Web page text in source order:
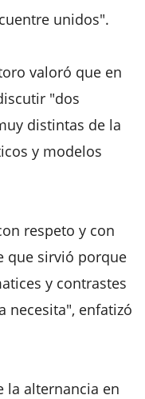
unidos".
valoró que en
"dos
distintas de la
y modelos
respeto y con
que sirvió porque
y contrastes
necesita", enfatizó
la alternancia en